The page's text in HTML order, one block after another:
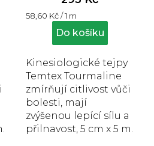
5,0
Měrná
58,60 Kč / 1 m
Do košíku
Kinesiologické tejpy
Temtex Tourmaline
zmírňují citlivost vůči
bolesti, mají
zvýšenou lepící sílu a
přilnavost, 5 cm x 5 m.